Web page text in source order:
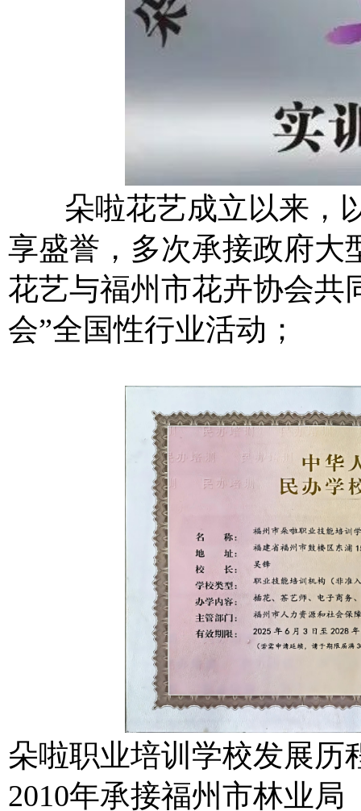
朵啦花艺成立以来，
享盛誉，多次承接政府大
花艺与福州市花卉协会共
会”全国性行业活动；
朵啦职业培训学校发展历
2010年承接福州市林业